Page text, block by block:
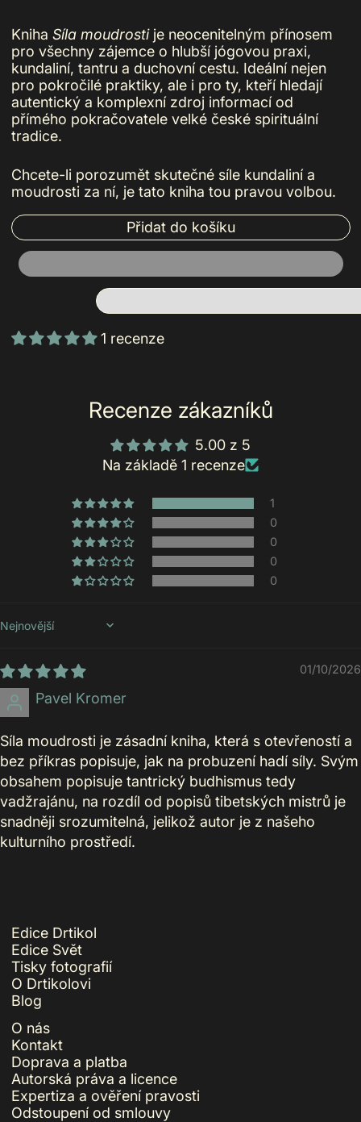
Kniha Síla moudrostije neocenitelným přínosem
pro všechny zájemce o hlubší jógovou praxi,
kundaliní, tantru a duchovní cestu. Ideální nejen
pro pokročilé praktiky, ale i pro ty, kteří hledají
autentický a komplexní zdroj informací od
přímého pokračovatele velké české spirituální
tradice.
Chcete-li porozumět skutečné síle kundaliní a
moudrosti za ní, je tato kniha tou pravou volbou.
Přidat do košíku
1 recenze
Recenze zákazníků
5.00 z 5
Na základě 1 recenze
1
0
0
0
0
Sort by
01/10/2026
Pavel Kromer
Síla moudrosti je zásadní kniha, která s otevřeností a
bez příkras popisuje, jak na probuzení hadí síly. Svým
obsahem popisuje tantrický budhismus tedy
vadžrajánu, na rozdíl od popisů tibetských mistrů je
snadněji srozumitelná, jelikož autor je z našeho
kulturního prostředí.
Edice Drtikol
Edice Svět
Tisky fotografií
O Drtikolovi
Blog
O nás
Kontakt
Doprava a platba
Autorská práva a licence
Expertiza a ověření pravosti
Odstoupení od smlouvy